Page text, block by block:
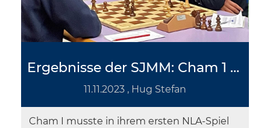
Ergebnisse der SJMM: Cham 1 unterliegt Winterthur, Cham 2 triumphiert gegen SCT-Schäfermatt
11.11.2023 , Hug Stefan
Cham I musste in ihrem ersten NLA-Spiel